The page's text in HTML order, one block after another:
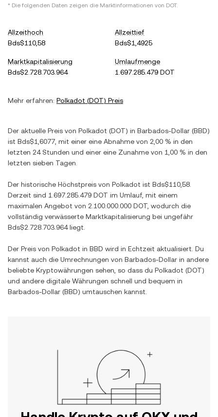
* Die folgenden Daten zeigen die Marktinformationen von DOT.
Allzeithoch
Bds$110,58
Allzeittief
Bds$1,4925
Marktkapitalisierung
Bds$2.728.703.964
Umlaufmenge
1.697.285.479 DOT
Mehr erfahren: Polkadot (DOT) Preis
Der aktuelle Preis von Polkadot (DOT) in Barbados-Dollar (BBD)
ist Bds$1,6077 , mit einer eine Abnahme von 2,00 % in den
letzten 24 Stunden und einer eine Zunahme von 1,00 % in den
letzten sieben Tagen.
Der historische Höchstpreis von Polkadot ist Bds$110,58
Derzeit sind 1.697.285.479 DOT im Umlauf, mit einem
maximalen Angebot von 2.100.000.000 DOT , wodurch die
vollständig verwässerte Marktkapitalisierung bei ungefähr
Bds$2.728.703.964liegt.
Der Preis von Polkadot in BBD wird in Echtzeit aktualisiert. Du
kannst auch die Umrechnungen von Barbados-Dollar in andere
beliebte Kryptowährungen sehen, so dass du Polkadot (DOT)
und andere digitale Währungen schnell und bequem in
Barbados-Dollar (BBD) umtauschen kannst.